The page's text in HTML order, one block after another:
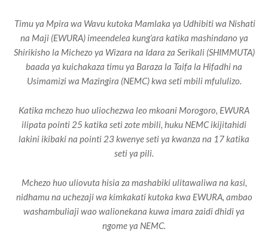
Timu ya Mpira wa Wavu kutoka Mamlaka ya Udhibiti wa Nishati
na Maji (EWURA) imeendelea kung’ara katika mashindano ya
Shirikisho la Michezo ya Wizara na Idara za Serikali (SHIMMUTA)
baada ya kuichakaza timu ya Baraza la Taifa la Hifadhi na
Usimamizi wa Mazingira (NEMC) kwa seti mbili mfululizo.
Katika mchezo huo uliochezwa leo mkoani Morogoro, EWURA
ilipata pointi 25 katika seti zote mbili, huku NEMC ikijitahidi
lakini ikibaki na pointi 23 kwenye seti ya kwanza na 17 katika
seti ya pili.
Mchezo huo uliovuta hisia za mashabiki ulitawaliwa na kasi,
nidhamu na uchezaji wa kimkakati kutoka kwa EWURA, ambao
washambuliaji wao walionekana kuwa imara zaidi dhidi ya
ngome ya NEMC.